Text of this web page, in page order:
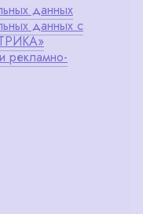
данных
данных с
рекламно-